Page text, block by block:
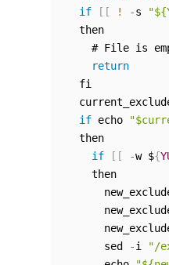
if
[ [ ! -s
  then
# File is
return
  fi
if echo
  then
if
[ [ -w ${
    then
      sed
-i "/